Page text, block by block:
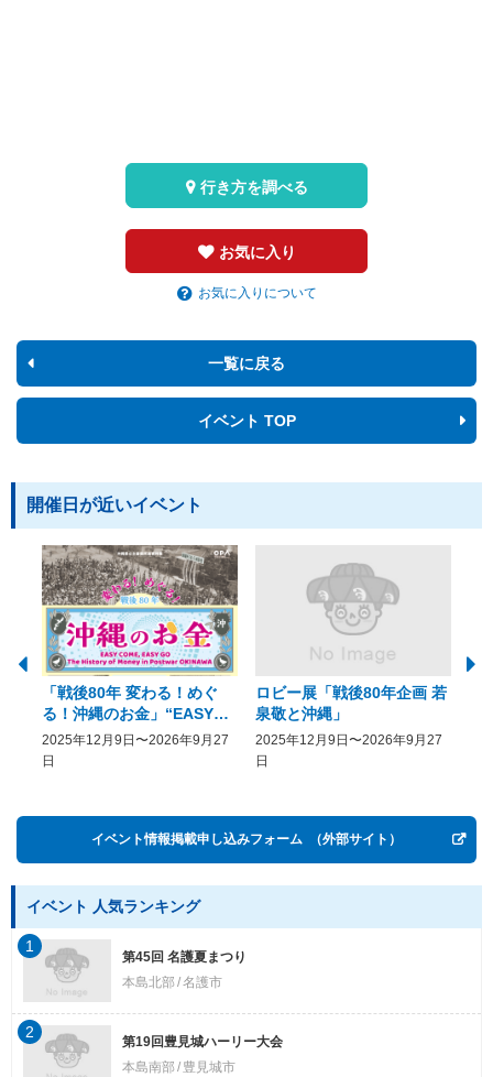
お気に入り
お気に入りについて
行き方を調べる
一覧に戻る
イベント TOP
開催日が近いイベント
「戦後80年 変わる！めぐ
る！沖縄のお金」“EASY
COME, EASY GO － The
History of Money in
2025年12月9日〜2026年9月27
日
ロビー展「戦後80年企画 若
泉敬と沖縄」
2025年12月9日〜2026年9月27
日
イベント情報掲載申し込みフォーム （外部サイト）
イベント 人気ランキング
第45回 名護夏まつり
本島北部 名護市
1
第19回豊見城ハーリー大会
本島南部
豊見城市
2